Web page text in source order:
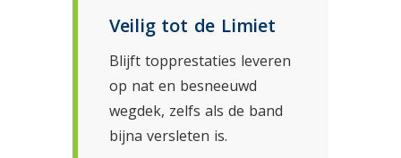
Veilig tot de Limiet
Blijft topprestaties leveren
op nat en besneeuwd
wegdek, zelfs als de band
bijna versleten is.